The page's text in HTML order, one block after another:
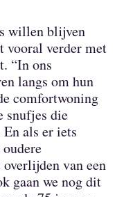
willen blijven
vooral verder met
“In ons
langs om hun
comfortwoning
snufjes die
als er iets
van een
gaan we nog dit